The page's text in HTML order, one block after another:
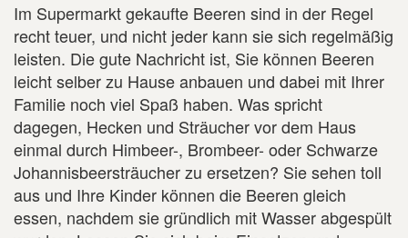
Im Supermarkt gekaufte Beeren sind in der Regel
recht teuer, und nicht jeder kann sie sich regelmäßig
leisten. Die gute Nachricht ist, Sie können Beeren
leicht selber zu Hause anbauen und dabei mit Ihrer
Familie noch viel Spaß haben. Was spricht
dagegen, Hecken und Sträucher vor dem Haus
einmal durch Himbeer-, Brombeer- oder Schwarze
Johannisbeersträucher zu ersetzen? Sie sehen toll
aus und Ihre Kinder können die Beeren gleich
essen, nachdem sie gründlich mit Wasser abgespült